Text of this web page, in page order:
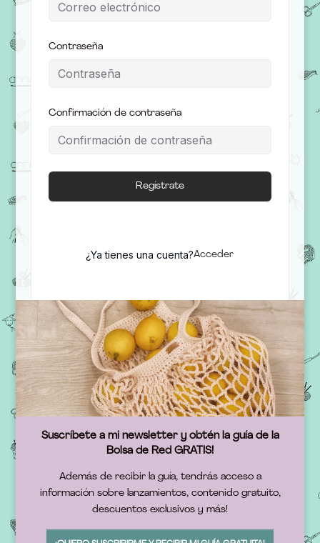
Contraseña
Confirmación de contraseña
Regístrate
¿Ya tienes una cuenta?Acceder
Suscríbete a mi newsletter y obtén la guía de la
Bolsa de Red GRATIS!
Además de recibir la guía, tendrás acceso a
información sobre lanzamientos, contenido gratuito,
descuentos exclusivos y más!